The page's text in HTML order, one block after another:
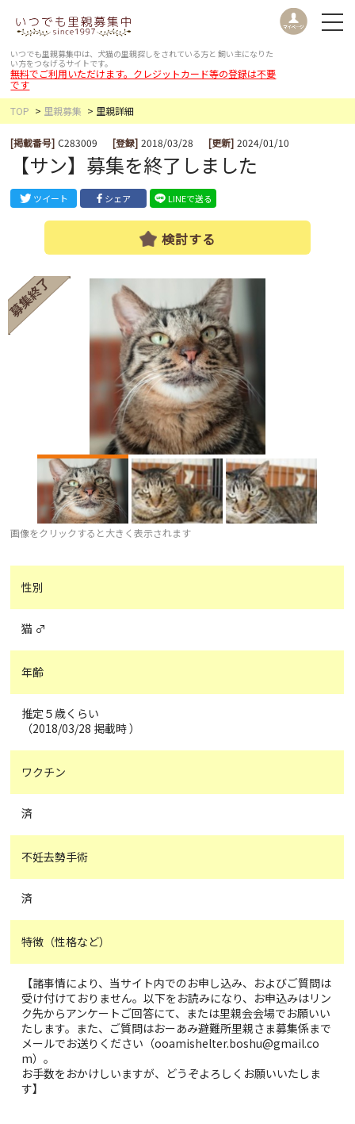
いつでも里親募集中は、犬猫の里親探しをされている方と 飼い主になりた
い方をつなげるサイトです。
無料でご利用いただけます。クレジットカード等の登録は不要
です
TOP
里親募集 里親詳細
[掲載番号] C283009 [登録] 2018/03/28 [更新] 2024/01/10
【サン】募集を終了しました
ツイート シェア LINEで送る
検討する
画像をクリックすると大きく表示されます
性別
猫 ♂
年齢
推定５歳くらい
（2018/03/28 掲載時 ）
ワクチン
済
不妊去勢手術
済
特徴（性格など）
【諸事情により、当サイト内でのお申し込み、およびご質問は
受け付けておりません。以下をお読みになり、お申込みはリン
ク先からアンケートご回答にて、または里親会会場でお願いい
たします。また、ご質問はおーあみ避難所里親さま募集係まで
メールでお送りください（ooamishelter.boshu@gmail.co
m）。
お手数をおかけしいますが、どうぞよろしくお願いいたしま
す】